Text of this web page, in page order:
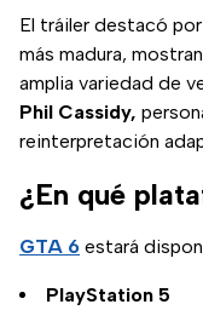
El tráiler destacó
más madura,
amplia variedad de
Phil Cassidy,
reinterpretación
¿En qué
GTA 6 estará
PlayStation 5